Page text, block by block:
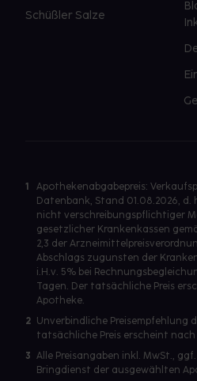
Schüßler Salze
1
Apothekenabgabepreis:
Datenbank, Stand 01.08.2026, d.
nicht verschreibungspflichtiger
gesetzlicher Krankenkassen
2,3 der
Abschlags zugunsten der
i.H.v. 5% bei
Tagen. Der tatsächliche Preis
Apotheke.
2 Unverbindliche Preisempfehlung
tatsächliche Preis erscheint
3 Alle Preisangaben inkl. MwSt.,
Bringdienst der ausgewählten